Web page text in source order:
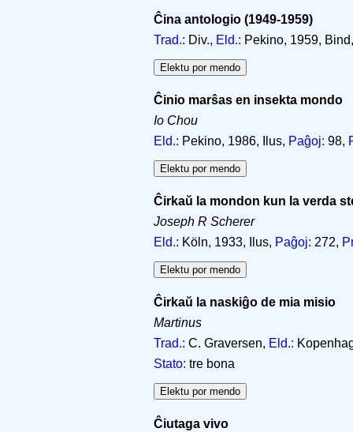
Ĉina antologio (1949-1959)
Trad.: Div., Eld.: Pekino, 1959,
Ĉinio marŝas en insekta mondo
Io Chou
Eld.: Pekino, 1986, Ilus, Paĝoj: 98,
Ĉirkaŭ la mondon kun la verda
Joseph R Scherer
Eld.: Köln, 1933, Ilus, Paĝoj: 272,
Ĉirkaŭ la naskiĝo de mia misio
Martinus
Trad.: C. Graversen, Eld.:
Stato: tre bona
Ĉiutaga vivo